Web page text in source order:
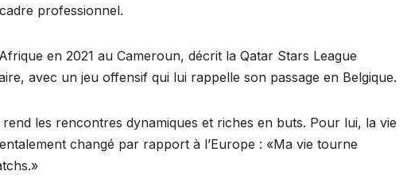
professionnel.
en 2021 au Cameroun, décrit la Qatar Stars League
avec un jeu offensif qui lui rappelle son passage en Belgique.
les rencontres dynamiques et riches en buts. Pour lui, la vie
changé par rapport à l’Europe : «Ma vie tourne